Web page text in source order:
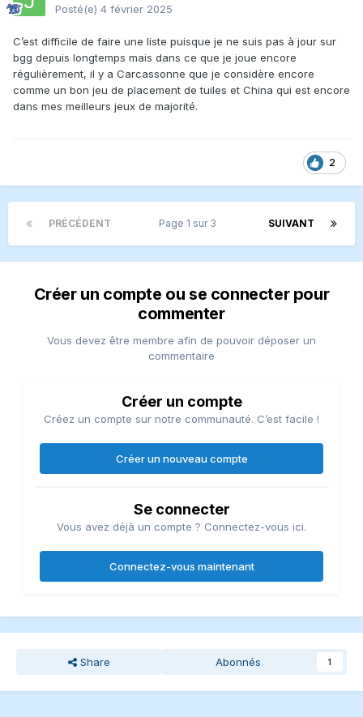
Posté(e) 4 février 2025
C’est difficile de faire une liste puisque je ne suis pas à jour sur
bgg depuis longtemps mais dans ce que je joue encore
régulièrement, il y a Carcassonne que je considère encore
comme un bon jeu de placement de tuiles et China qui est encore
dans mes meilleurs jeux de majorité.
2
PRÉCÉDENT SUIVANT
Page 1 sur 3
Créer un compte ou se connecter pour
commenter
Vous devez être membre afin de pouvoir déposer un
commentaire
Créer un compte
Créez un compte sur notre communauté. C’est facile !
Créer un nouveau compte
Se connecter
Vous avez déjà un compte ? Connectez-vous ici.
Connectez-vous maintenant
Share Abonnés 1